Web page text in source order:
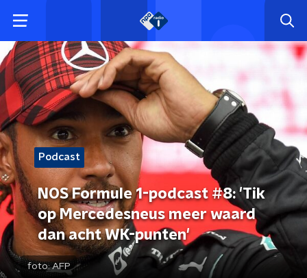
Podcast
NOS Formule 1-podcast #8: 'Tik
op Mercedesneus meer waard
dan acht WK-punten'
foto:AFP